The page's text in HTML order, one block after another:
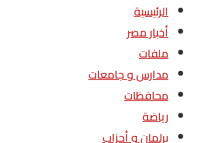
الرئيسية
أخبار مصر
ملفات
مدارس و جامعات
محافظات
رياضة
برلمان و أحزاب